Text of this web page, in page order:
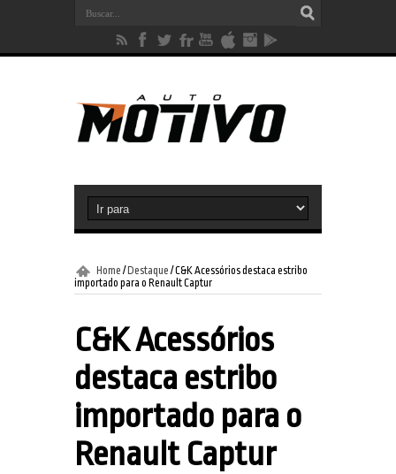
Home / Destaque /C&K Acessórios destaca estribo
importado para o Renault Captur
C&K Acessórios
destaca estribo
importado para o
Renault Captur